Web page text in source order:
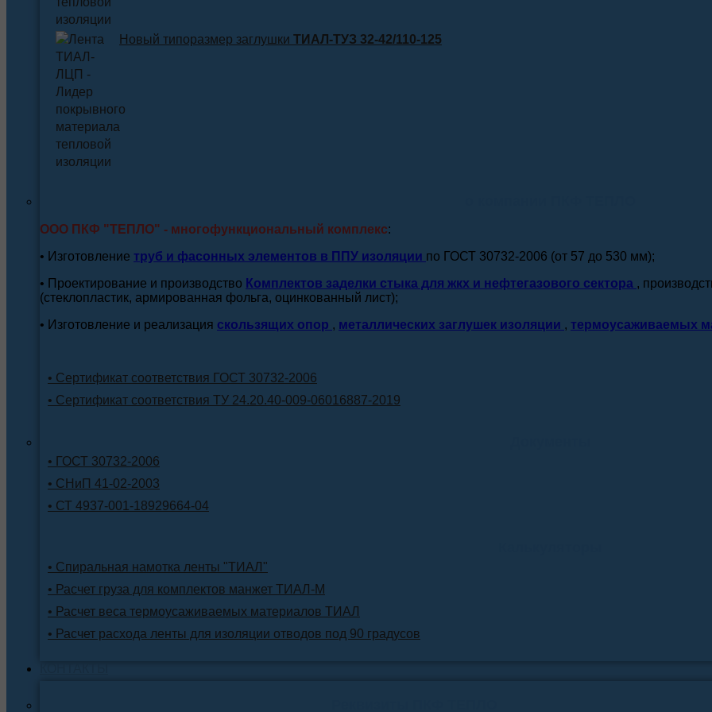
Новый типоразмер заглушки ТИАЛ-ТУЗ 32-42/110-125
ООО ПКФ "ТЕПЛО" - многофункциональный комплекс:
• Изготовление труб и фасонных элементов в ППУ изоляции по ГОСТ 30732-2006 (от 57 до 530 мм);
• Проектирование и производство Комплектов заделки стыка для жкх и нефтегазового сектора ,
(стеклопластик, армированная фольга, оцинкованный лист);
• Изготовление и реализация скользящих опор , металлических заглушек изоляции , термоусаживаемых
• Сертификат соответствия ГОСТ 30732-2006
• Сертификат соответствия ТУ 24.20.40-009-06016887-2019
• ГОСТ 30732-2006
• СНиП 41-02-2003
• СТ 4937-001-18929664-04
• Спиральная намотка ленты "ТИАЛ"
• Расчет груза для комплектов манжет ТИАЛ-М
• Расчет веса термоусаживаемых материалов ТИАЛ
• Расчет расхода ленты для изоляции отводов под 90 градусов